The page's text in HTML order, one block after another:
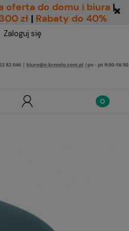
oferta do domu i biura |
zł | Rabaty do 40%
Zaloguj się